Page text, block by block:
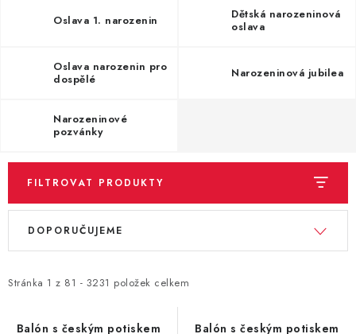
HELIUM NA BALÓNKY
LAMPIONY
PIŇATY
ROZLUČKA SE SVOBODOU
Oslava 1. narozenin
Dětská narozeninová
oslava
Oslava narozenin pro
dospělé
Narozeninová jubilea
Narozeninové
pozvánky
FILTROVAT PRODUKTY
V
i
Stránka 1 z 81 - 3231 položek celkem
Ř
e
DOPORUČUJEME
Balón s českým potiskem
Balón s českým potiskem